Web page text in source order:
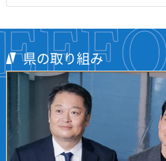
県の取り組み